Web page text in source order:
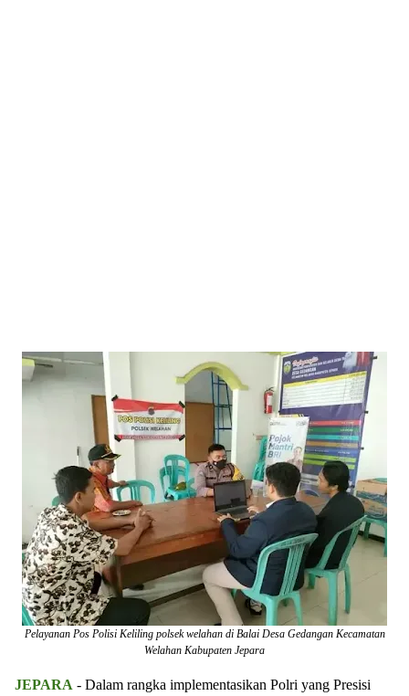
Pelayanan Pos Polisi Keliling polsek welahan di Balai Desa Gedangan Kecamatan
Welahan Kabupaten Jepara
JEPARA - Dalam rangka implementasikan Polri yang Presisi